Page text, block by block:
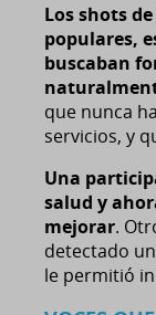
Los shots
populares,
buscaban
que nunca
servicios, y
Una
salud y
mejorar.
detectado
le permitió